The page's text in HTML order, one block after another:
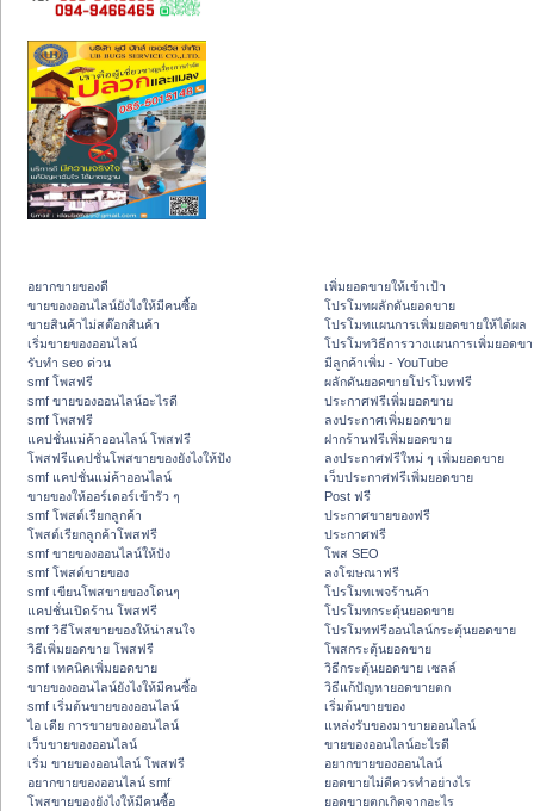
อยากขายของดี
ขายของออนไลน์ยังไงให้มีคนซื้อ
ขายสินค้าไม่สต๊อกสินค้า
เริ่มขายของออนไลน์
รับทำ seo ด่วน
smf โพสฟรี
smf ขายของออนไลน์อะไรดี
smf โพสฟรี
แคปชั่นแม่ค้าออนไลน์ โพสฟรี
โพสฟรีแคปชั่นโพสขายของยังไงให้ปัง
smf แคปชั่นแม่ค้าออนไลน์
ขายของให้ออร์เดอร์เข้ารัว ๆ
smf โพสต์เรียกลูกค้า
โพสต์เรียกลูกค้าโพสฟรี
smf ขายของออนไลน์ให้ปัง
smf โพสต์ขายของ
smf เขียนโพสขายของโดนๆ
แคปชั่นเปิดร้าน โพสฟรี
smf วิธีโพสขายของให้น่าสนใจ
วิธีเพิ่มยอดขาย โพสฟรี
smf เทคนิคเพิ่มยอดขาย
ขายของออนไลน์ยังไงให้มีคนซื้อ
smf เริ่มต้นขายของออนไลน์
ไอ เดีย การขายของออนไลน์
เว็บขายของออนไลน์
เริ่ม ขายของออนไลน์ โพสฟรี
อยากขายของออนไลน์ smf
โพสขายของยังไงให้มีคนซื้อ
เพิ่มยอดขายให้เข้าเป้า
โปรโมทผลักดันยอดขาย
โปรโมทแผนการเพิ่มยอดขายให้ได้ผล
โปรโมทวิธีการวางแผนการเพิ่มยอดข
มีลูกค้าเพิ่ม - YouTube
ผลักดันยอดขายโปรโมทฟรี
ประกาศฟรีเพิ่มยอดขาย
ลงประกาศเพิ่มยอดขาย
ฝากร้านฟรีเพิ่มยอดขาย
ลงประกาศฟรีใหม่ ๆ เพิ่มยอดขาย
เว็บประกาศฟรีเพิ่มยอดขาย
Post ฟรี
ประกาศขายของฟรี
ประกาศฟรี
โพส SEO
ลงโฆษณาฟรี
โปรโมทเพจร้านค้า
โปรโมทกระตุ้นยอดขาย
โปรโมทฟรีออนไลน์กระตุ้นยอดขาย
โพสกระตุ้นยอดขาย
วิธีกระตุ้นยอดขาย เซลล์
วิธีแก้ปัญหายอดขายตก
เริ่มต้นขายของ
แหล่งรับของมาขายออนไลน์
ขายของออนไลน์อะไรดี
อยากขายของออนไลน์
ยอดขายไม่ดีควรทำอย่างไร
ยอดขายตกเกิดจากอะไร